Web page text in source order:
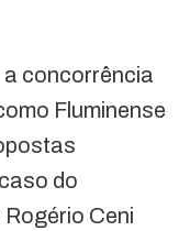
concorrência
Fluminense
do
Ceni